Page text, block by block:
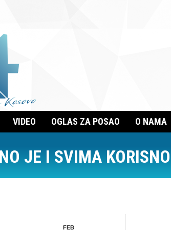
VIDEO OGLAS ZA POSAO O NAMA
JE I SVIMA KORISNO
FEB